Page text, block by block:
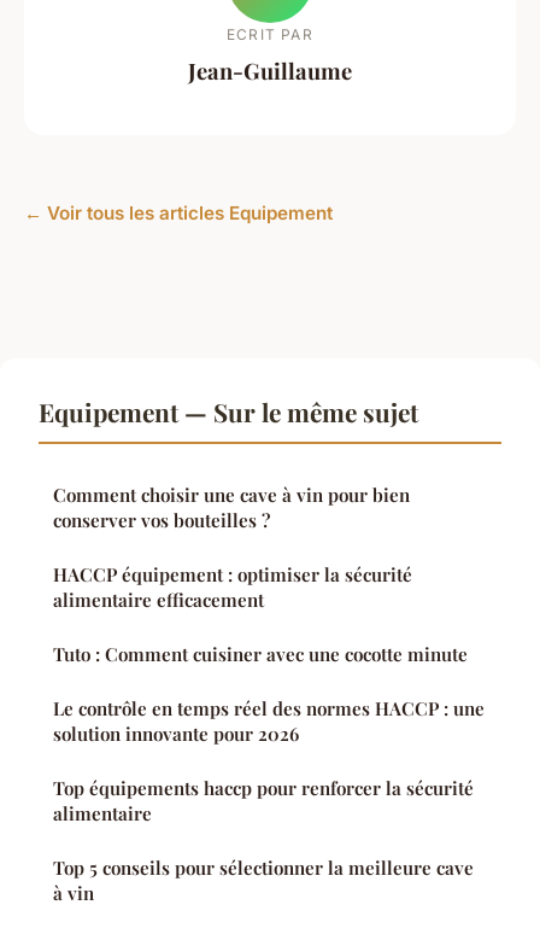
ECRIT PAR
Jean-Guillaume
← Voir tous les articles Equipement
Equipement — Sur le même sujet
Comment choisir une cave à vin pour bien
conserver vos bouteilles ?
HACCP équipement : optimiser la sécurité
alimentaire efficacement
Tuto : Comment cuisiner avec une cocotte minute
Le contrôle en temps réel des normes HACCP : une
solution innovante pour 2026
Top équipements haccp pour renforcer la sécurité
alimentaire
Top 5 conseils pour sélectionner la meilleure cave
à vin